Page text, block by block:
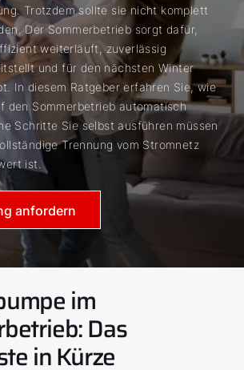
Trotzdem sollte sie nicht komplett
Der Sommerbetrieb sorgt dafür,
weiterläuft, zuverlässig
und für den nächsten Winter
In diesem Ratgeber erfahren Sie, wie
den Sommerbetrieb automatisch
Schritte Sie selbst ausführen müssen
Trennung vom Stromnetz
ist.
anfordern
im
Das
in Kürze